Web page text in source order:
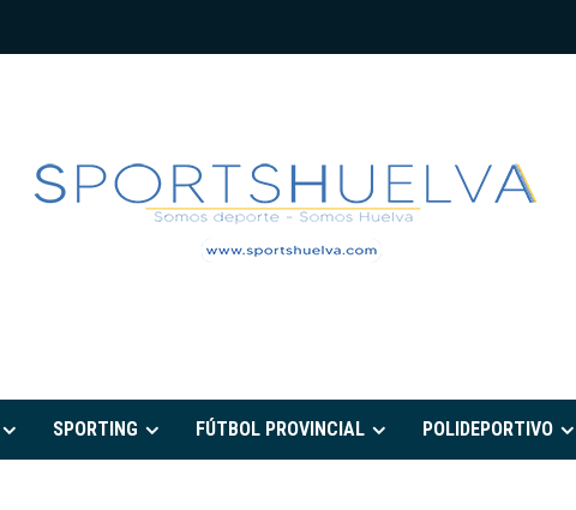
SPORTING FÚTBOL PROVINCIAL POLIDEPORTIVO